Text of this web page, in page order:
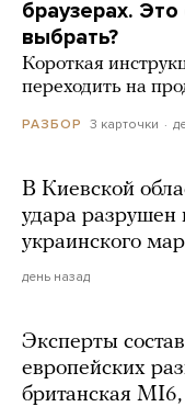
браузерах.
выбрать?
Короткая
переходить на
РАЗБОР 3 карточки
В Киевской
удара
украинского
день назад
Эксперты
европейских
британская